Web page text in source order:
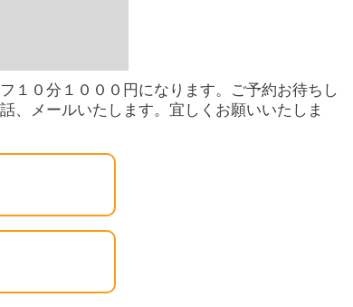
１０分１０００円になります。ご予約お待ちし
、メールいたします。宜しくお願いいたしま